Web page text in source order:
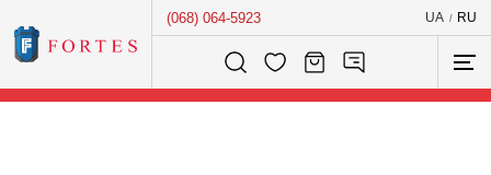
(068) 064-5923 UA / RU
Розумний пошук...